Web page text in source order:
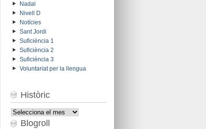
Nadal
Nivell D
Notícies
Sant Jordi
Suficiència 1
Suficiència 2
Suficiència 3
Voluntariat per la llengua
Històric
Històric
Blogroll